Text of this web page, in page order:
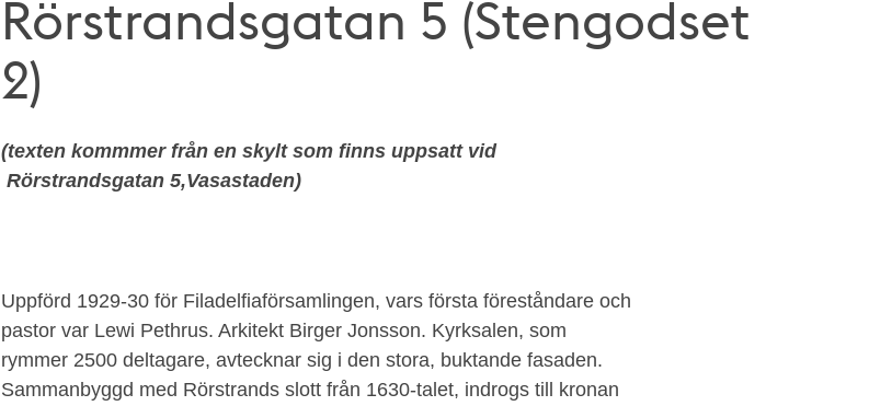
Rörstrandsgatan 5 (Stengodset
2)
(texten kommmer från en skylt som finns uppsatt vid
Rörstrandsgatan 5,Vasastaden)
Uppförd 1929-30 för Filadelfiaförsamlingen, vars första föreståndare och
pastor var Lewi Pethrus. Arkitekt Birger Jonsson. Kyrksalen, som
rymmer 2500 deltagare, avtecknar sig i den stora, buktande fasaden.
Sammanbyggd med Rörstrands slott från 1630-talet, indrogs till kronan